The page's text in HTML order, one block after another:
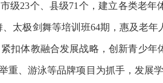
级23个、县级71 个，建立各类老年
太极剑舞等培训班64期，惠及老年
扣体教融合发展战略，创新青少年
、游泳等品牌项目为抓手，发展